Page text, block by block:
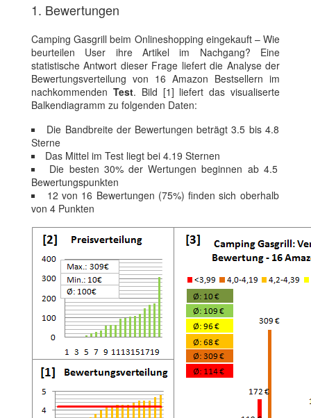
1. Bewertungen
Camping Gasgrill beim Onlineshopping eingekauft – Wie
beurteilen User ihre Artikel im Nachgang? Eine
statistische Antwort dieser Frage liefert die Analyse der
Bewertungsverteilung von 16 Amazon Bestsellern im
nachkommenden Test. Bild [1] liefert das visualiserte
Balkendiagramm zu folgenden Daten:
Die Bandbreite der Bewertungen beträgt 3.5 bis 4.8
Sterne
Das Mittel im Test liegt bei 4.19 Sternen
Die besten 30% der Wertungen beginnen ab 4.5
Bewertungspunkten
12 von 16 Bewertungen (75%) finden sich oberhalb
von 4 Punkten